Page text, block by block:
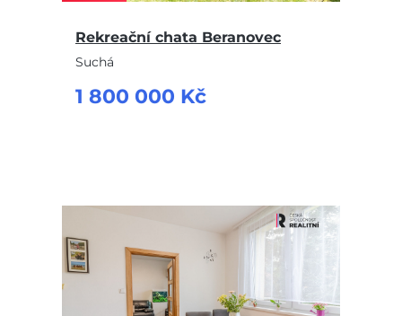
Rekreační chata Beranovec
Suchá
1 800 000 Kč